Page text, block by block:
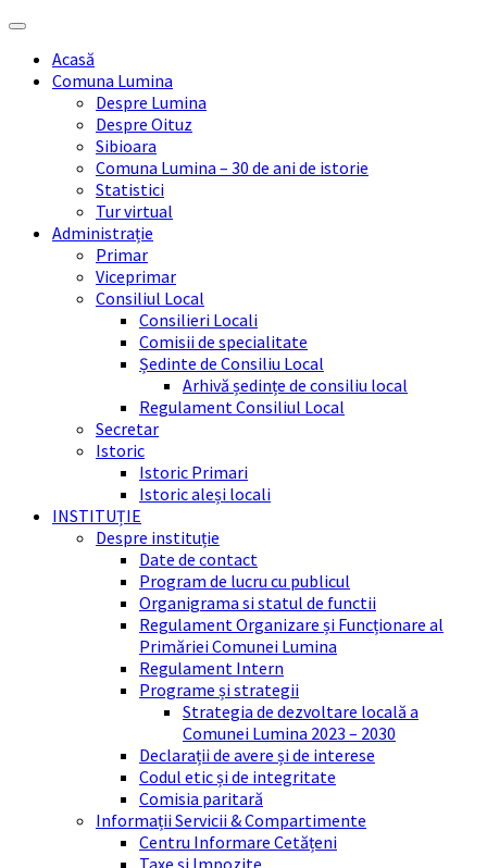
Skip
content
Skip
sidebar
Skip
right
sidebar
Skip
footerAcasă
Comuna Lumina
Despre Lumina
Despre Oituz
Sibioara
Comuna Lumina – 30 de ani de istorie
Statistici
Tur virtual
Administrație
Primar
Viceprimar
Consiliul Local
Consilieri Locali
Comisii de specialitate
Ședinte de Consiliu Local
Arhivă ședințe de consiliu local
Regulament Consiliul Local
Secretar
Istoric
Istoric Primari
Istoric aleși locali
INSTITUȚIE
Despre instituție
Date de contact
Program de lucru cu publicul
Organigrama si statul de functii
Regulament Organizare și Funcționare al
Primăriei Comunei Lumina
Regulament Intern
Programe și strategii
Strategia de dezvoltare locală a
Comunei Lumina 2023 – 2030
Declarații de avere și de interese
Codul etic și de integritate
Comisia paritară
Informații Servicii & Compartimente
Centru Informare Cetățeni
Taxe și Impozite